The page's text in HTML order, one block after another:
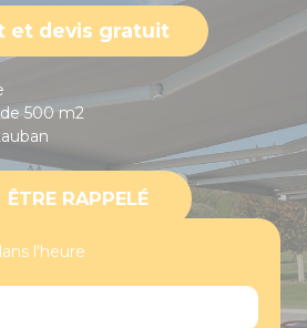
et devis gratuit
500 m2
ÊTRE RAPPELÉ
l'heure